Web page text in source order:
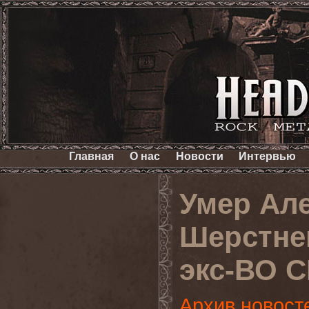
Главная О нас Новости Интервью
Умер
экс-ВО